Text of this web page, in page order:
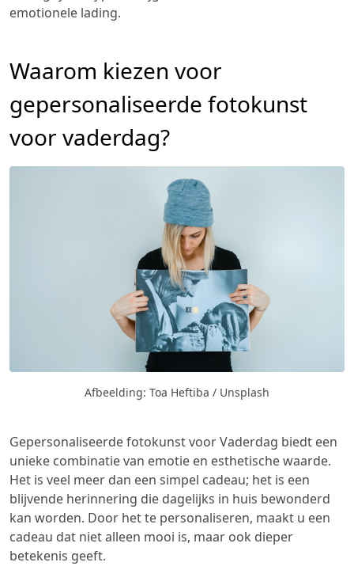
emotionele lading.
Waarom kiezen voor
gepersonaliseerde fotokunst
voor vaderdag?
Afbeelding: Toa Heftiba / Unsplash
Gepersonaliseerde fotokunst voor Vaderdag biedt een
unieke combinatie van emotie en esthetische waarde.
Het is veel meer dan een simpel cadeau; het is een
blijvende herinnering die dagelijks in huis bewonderd
kan worden. Door het te personaliseren, maakt u een
cadeau dat niet alleen mooi is, maar ook dieper
betekenis geeft.